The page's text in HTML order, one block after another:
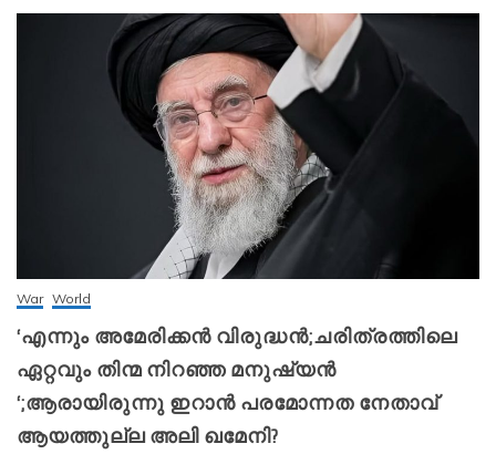
War World
‘എന്നും അമേരിക്കന്‍ വിരുദ്ധന്‍;ചരിത്രത്തിലെ
ഏറ്റവും തിന്മ നിറഞ്ഞ മനുഷ്യന്‍
‘;ആരായിരുന്നു ഇറാന്‍ പരമോന്നത നേതാവ്
ആയത്തുല്ല അലി ഖമേനി?